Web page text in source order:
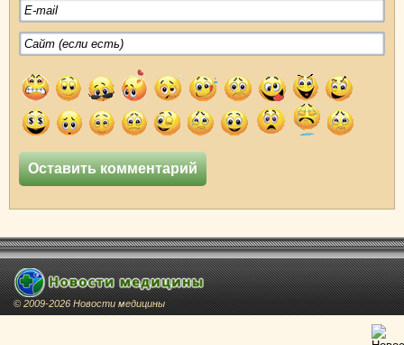
© 2009-2026 Новости медицины